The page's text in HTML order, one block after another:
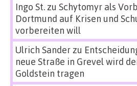
Ingo St.zu Schytomyr als
Dortmund auf Krisen und
vorbereiten will
Ulrich Sanderzu
neue Straße in Grevel wird
Goldstein tragen